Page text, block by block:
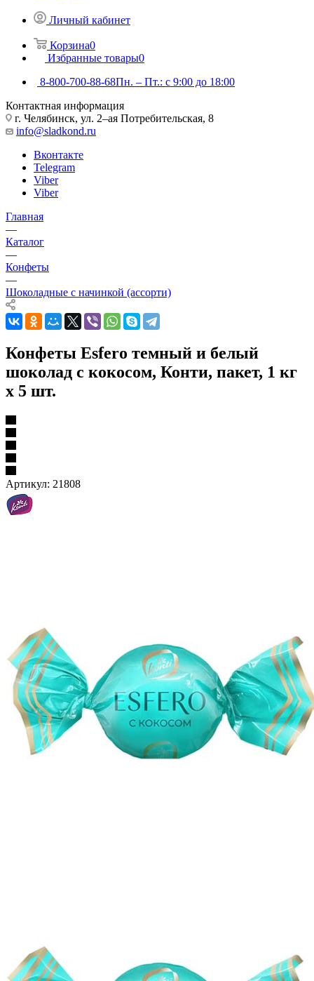
Личный кабинет
Корзина0
Избранные товары0
8-800-700-88-68Пн. – Пт.: с 9:00 до 18:00
Контактная информация
г. Челябинск, ул. 2–ая Потребительская, 8
info@sladkond.ru
Вконтакте
Telegram
Viber
Viber
Главная
—
Каталог
—
Конфеты
—
Шоколадные с начинкой (ассорти)
Конфеты Esfero темный и белый
шоколад с кокосом, Конти, пакет, 1 кг
х 5 шт.
Артикул: 21808